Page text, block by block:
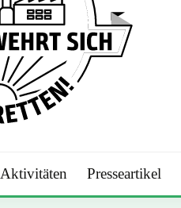
Aktivitäten Presseartikel